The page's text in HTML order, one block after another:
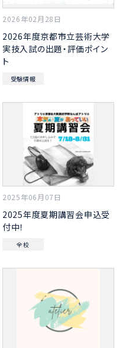
2026年02月28日
2026年度京都市立芸術大学
実技入試の出題・評価ポイン
ト
受験情報
2025年06月07日
2025年度夏期講習会申込受
付中！
全校